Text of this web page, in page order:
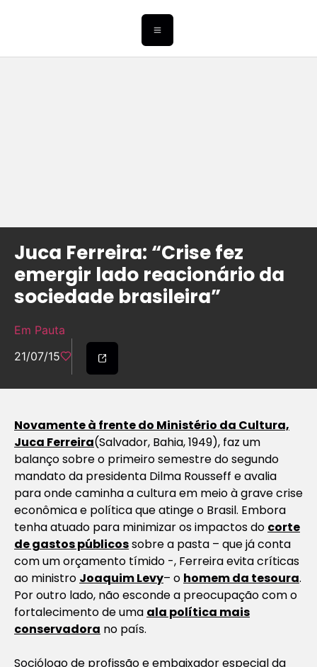
Juca Ferreira: “Crise fez
emergir lado reacionário da
sociedade brasileira”
Em Pauta
21/07/15
Novamente à frente do Ministério da Cultura,
Juca Ferreira(Salvador, Bahia, 1949), faz um
balanço sobre o primeiro semestre do segundo
mandato da presidenta Dilma Rousseff e avalia
para onde caminha a cultura em meio à grave crise
econômica e política que atinge o Brasil. Embora
tenha atuado para minimizar os impactos do corte
de gastos públicossobre a pasta – que já conta
com um orçamento tímido -, Ferreira evita críticas
ao ministro Joaquim Levy– o homem da tesoura.
Por outro lado, não esconde a preocupação com o
fortalecimento de uma ala política mais
conservadora no país.
Sociólogo de profissão e embaixador especial da